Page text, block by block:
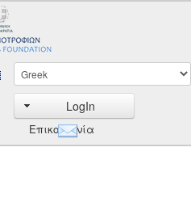
LogIn
Επικοινωνία